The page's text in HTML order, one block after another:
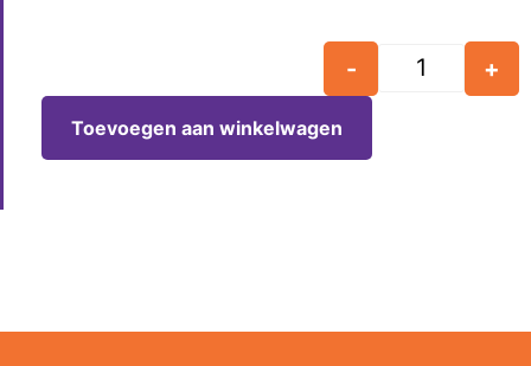
- +
Toevoegen aan winkelwagen